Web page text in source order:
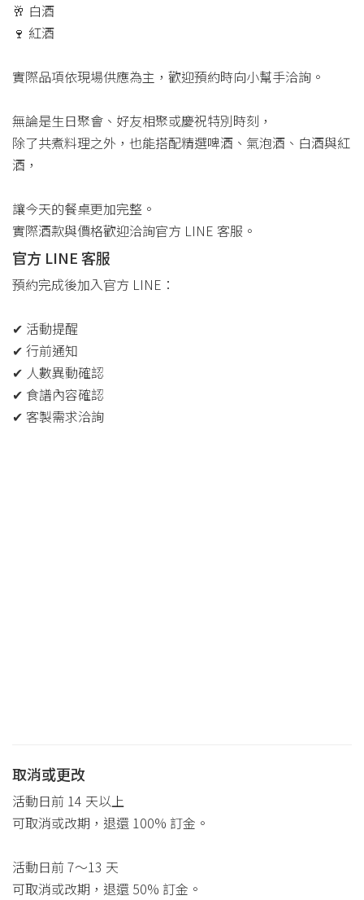
🥂 白酒
🍷 紅酒
實際品項依現場供應為主，歡迎預約時向小幫手洽詢。
無論是生日聚會、好友相聚或慶祝特別時刻，
除了共煮料理之外，也能搭配精選啤酒、氣泡酒、白酒與紅
酒，
讓今天的餐桌更加完整。
實際酒款與價格歡迎洽詢官方 LINE 客服。
官方 LINE 客服
預約完成後加入官方 LINE：
✔ 活動提醒
✔ 行前通知
✔ 人數異動確認
✔ 食譜內容確認
✔ 客製需求洽詢
取消或更改
活動日前 14 天以上
可取消或改期，退還 100% 訂金。
活動日前 7～13 天
可取消或改期，退還 50% 訂金。